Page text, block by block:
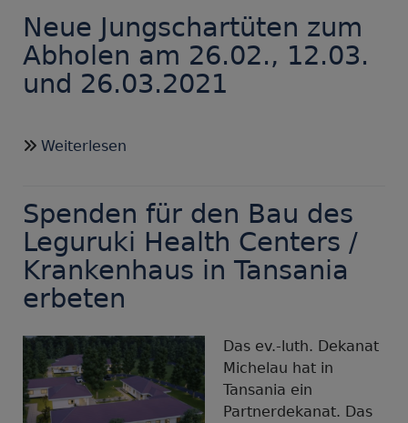
Neue Jungschartüten zum
Abholen am 26.02., 12.03.
und 26.03.2021
Weiterlesen
zum
Abholen
am
26.02.,
26.03.2021
Spenden für den Bau des
Leguruki Health Centers /
Krankenhaus in Tansania
erbeten
Das ev.-luth. Dekanat
Michelau hat in
Tansania ein
Partnerdekanat. Das